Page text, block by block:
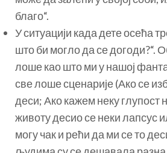
благо“.
У ситуацији када дете осећа
што би могло да се догоди?“.
лоше као што ми у нашој
све лоше сценарије (Ако се
деси; Ако кажем неку глупост
животу десио се неки лапсус
могу чак и рећи да ми се то